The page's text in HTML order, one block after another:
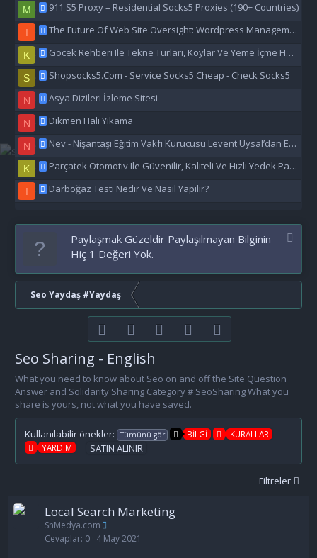
M 911 S5 Proxy – Residential Socks5 Proxies (190+ Countries)
I The Future Of Web Site Oversight: Wordpress Management Aı
K Göcek Rehberi Ile Tekne Turları, Koylar Ve Yeme İçme Hakkında Eşsiz Bilgiler
S Shopsocks5.Com - Service Socks5 Cheap - Check Socks5
N Asya Dizileri İzleme Sitesi
N Dikmen Halı Yıkama
N Nev - Nişantaşı Eğitim Vakfı Kurucusu Levent Uysal’dan Eğitime Büyük Destek
K Parçatek Otomotiv Ile Güvenilir, Kaliteli Ve Hızlı Yedek Parça Çözümleri
I Darboğaz Testi Nedir Ve Nasıl Yapılır?
Paylaşmak Güzeldir Paylaşılmayan Bilginin
Hiç 1 Değeri Yok.
Seo Yaydaş #Yaydaş
FacebookTwitter youtubeBize ulaşın
Seo Sharing - English
What you need to know about Seo on and off the Site Question
Answer and Solidarity Sharing Category # SeoSharing What you
share is yours, not what you have saved.
Kullanılabilir önekler: Tümünü gör BİLGİ
KURALLAR
YARDIM
SATIN ALINIR
Filtreler
Local Search Marketing
SnMedya.com
Cevaplar 0 4 May 2021